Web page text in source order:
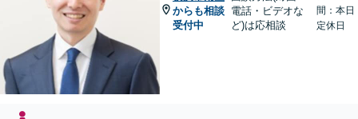
からも相談
受付中
電話・ビデオな
ど)は応相談
間：本日
定休日